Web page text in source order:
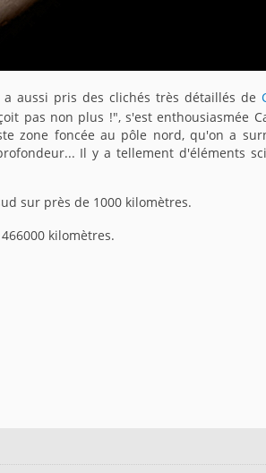
a aussi pris des clichés très détaillés de
pas non plus !", s'est enthousiasmée
zone foncée au pôle nord, qu'on a
Il y a tellement d'éléments
sur près de 1000 kilomètres.
kilomètres.